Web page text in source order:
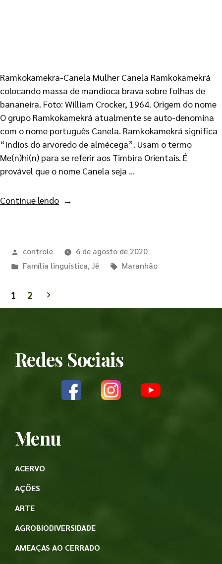
Ramkokamekra-Canela Mulher Canela Ramkokamekrá
colocando massa de mandioca brava sobre folhas de
bananeira. Foto: William Crocker, 1964. Origem do nome
O grupo Ramkokamekrá atualmente se auto-denomina
com o nome português Canela. Ramkokamekrá significa
“índios do arvoredo de almécega”. Usam o termo
Me(n)hi(n) para se referir aos Timbira Orientais. É
provável que o nome Canela seja …
Continue lendo
controle
6 de agosto de 2020
Família linguística, Jê Maranhão
1 2
Redes Sociais
Menu
ACERVO
AÇÕES
ARTE
AGROBIODIVERSIDADE
AMEAÇAS AO CERRADO